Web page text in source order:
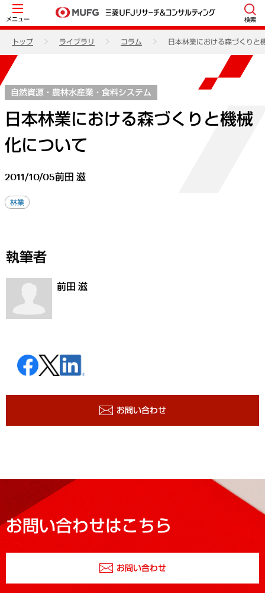
メニュー 検索
トップ ライブラリ コラム 日本林業における森づくりと
自然資源・農林水産業・食料システム
日本林業における森づくりと機械
化について
2011/10/05前田 滋
林業
執筆者
前田 滋
お問い合わせ
お問い合わせはこちら
お問い合わせ